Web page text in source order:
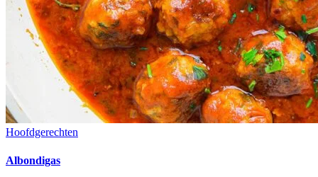
Hoofdgerechten
Albondigas